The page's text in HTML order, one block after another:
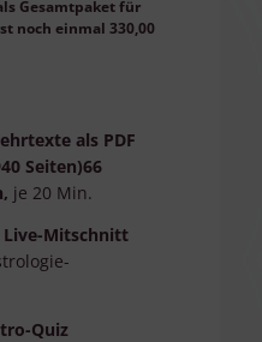
Gesamtpaket für
noch einmal 330,00
als PDF
Seiten)66
je 20 Min.
Live-Mitschnitt
Quiz